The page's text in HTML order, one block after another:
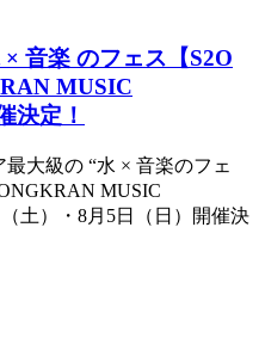
× 音楽 のフェス【S2O
MUSIC
決定！
大級の “水 × 音楽のフェ
MUSIC
土）・8月5日（日）開催決